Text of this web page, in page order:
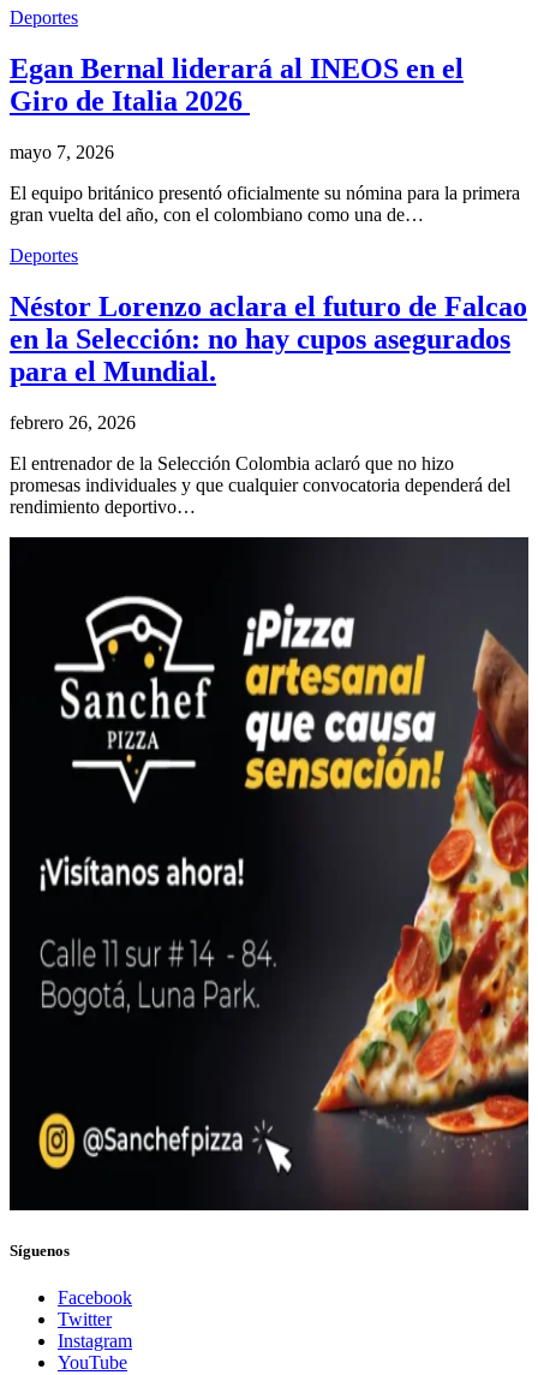
Deportes
Egan Bernal liderará al INEOS en el
Giro de Italia 2026
mayo 7, 2026
El equipo británico presentó oficialmente su nómina para la primera
gran vuelta del año, con el colombiano como una de…
Deportes
Néstor Lorenzo aclara el futuro de Falcao
en la Selección: no hay cupos asegurados
para el Mundial.
febrero 26, 2026
El entrenador de la Selección Colombia aclaró que no hizo
promesas individuales y que cualquier convocatoria dependerá del
rendimiento deportivo…
Síguenos
Facebook
Twitter
Instagram
YouTube